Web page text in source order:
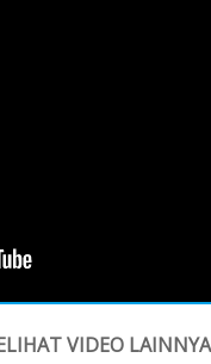
VIDEO